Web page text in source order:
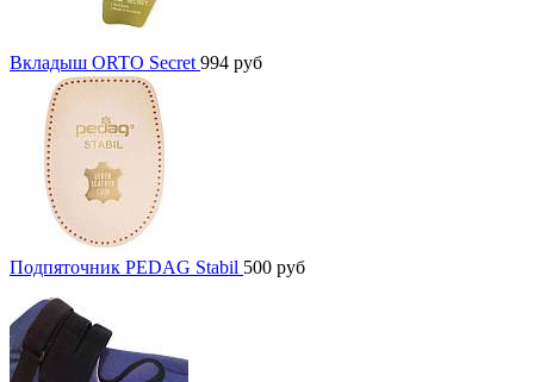
Вкладыш ORTO Secret 994 руб
Подпяточник PEDAG Stabil 500 руб